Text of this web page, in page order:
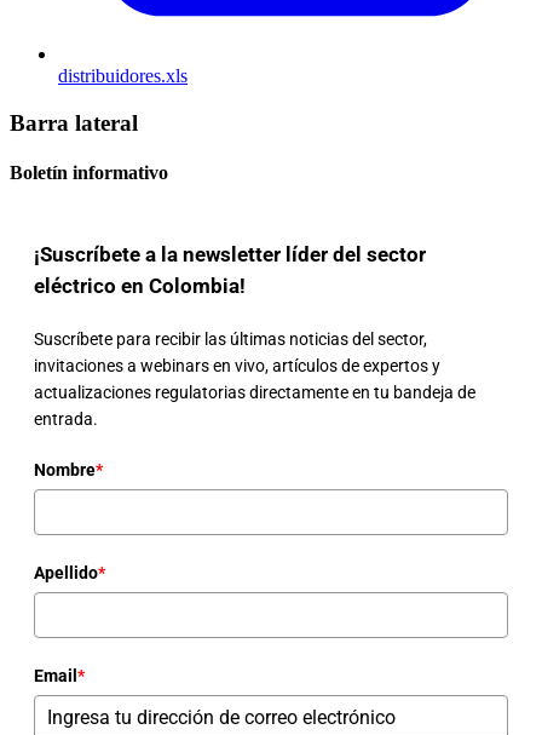
distribuidores.xls
Barra lateral
Boletín informativo
¡Suscríbete a la newsletter líder del sector
eléctrico en Colombia!
Suscríbete para recibir las últimas noticias del sector,
invitaciones a webinars en vivo, artículos de expertos y
actualizaciones regulatorias directamente en tu bandeja de
entrada.
Nombre*
Apellido*
Email *